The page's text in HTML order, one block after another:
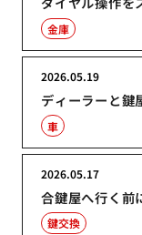
金庫
ディーラーと鍵
2026.05.19
車
合鍵屋へ行く前
2026.05.17
鍵交換